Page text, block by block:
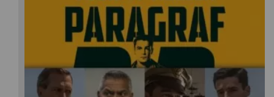
Joseph Heller